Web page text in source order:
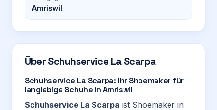
Amriswil
Über Schuhservice La Scarpa
Schuhservice La Scarpa: Ihr Shoemaker für
langlebige Schuhe in Amriswil
Schuhservice La Scarpa ist Shoemaker in